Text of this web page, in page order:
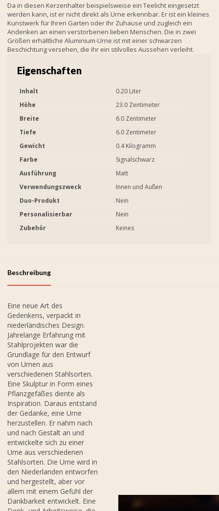
Da in diesen Kerzenhalter beispielsweise ein Teelicht eingesetzt
werden kann, ist er nicht direkt als Urne erkennbar. Er ist ein kleines
Kunstwerk für Ihren Garten oder Ihr Zuhause und zugleich ein
Andenken an einen verstorbenen lieben Menschen. Die in zwei
Größen erhältliche Aluminium-Urne ist mit einer schwarzen
Beschichtung versehen, die ihr ein stilvolles Aussehen verleiht.
Eigenschaften
Inhalt
0.20 Liter
Höhe
23.0 Zentimeter
Breite
6.0 Zentimeter
Tiefe
6.0 Zentimeter
Gewicht
0.4 Kilogramm
Farbe
Signalschwarz
Ausführung
Matt
Verwendungszweck
Innen und Außen
Duo-Produkt
Nein
Personalisierbar
Nein
Zubehör
Keines
Beschreibung
Eine neue Art des
Gedenkens, verpackt in
niederländisches Design.
Jahrelange Erfahrung mit
Stahlprojekten war die
Grundlage für den Entwurf
von Urnen aus
verschiedenen Stahlsorten.
Eine Skulptur in Form eines
Pflanzgefäßes diente als
Inspiration. Daraus entstand
der Gedanke, eine Urne
herzustellen. Er nahm nach
und nach Gestalt an und
entwickelte sich zu einer
Urne aus verschiedenen
Stahlsorten. Die Urne wird in
den Niederlanden entworfen
und hergestellt, aber vor
allem mit einem Gefühl der
Dankbarkeit entwickelt. Eine